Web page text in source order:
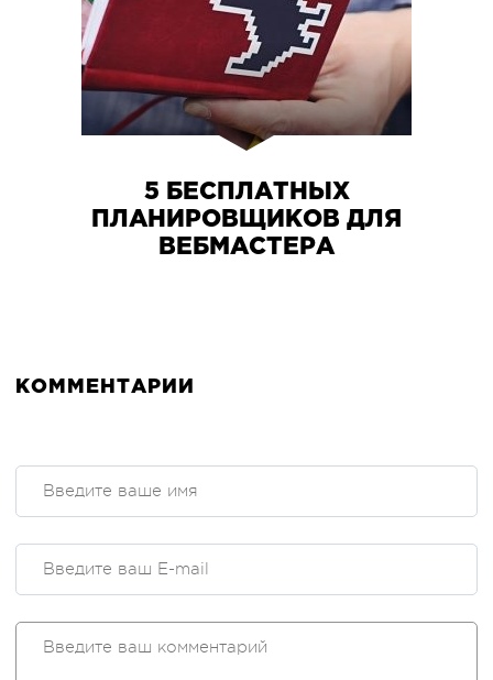
5 БЕСПЛАТНЫХ
ПЛАНИРОВЩИКОВ ДЛЯ
ВЕБМАСТЕРА
КОММЕНТАРИИ